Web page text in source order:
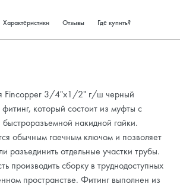
Характеристики Отзывы Где купить?
Fincopper 3/4"х1/2" г/ш черный
который состоит из муфты с
накидной гайки.
обычным гаечным ключом и позволяет
разъединить отдельные участки трубы.
производить сборку в труднодоступных
пространстве. Фитинг выполнен из